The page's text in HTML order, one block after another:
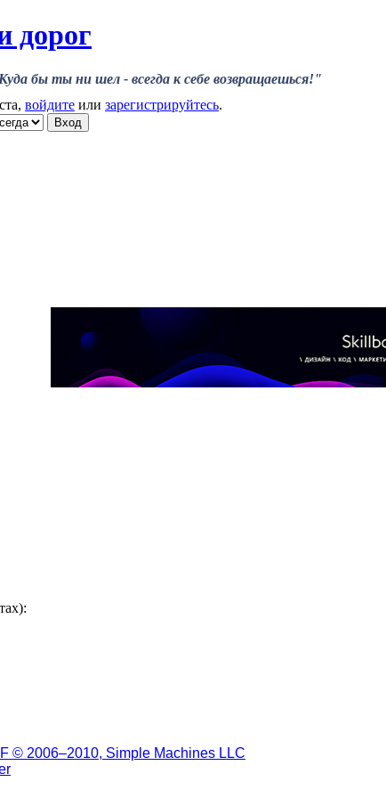
дорог
бы ты ни шел - всегда к себе возвращаешься!"
войдите или зарегистрируйтесь.
© 2006–2010, Simple Machines LLC